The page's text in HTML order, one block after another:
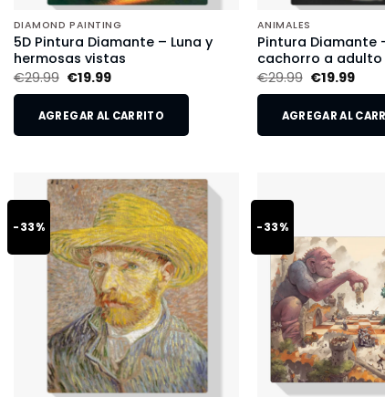
DIAMOND PAINTING
5D Pintura Diamante – Luna y
hermosas vistas
€29.99 €19.99
AGREGAR AL CARRITO
ANIMALES
Pintura Diamante
cachorro a adulto
€29.99 €19.99
AGREGAR AL
-33% -33%